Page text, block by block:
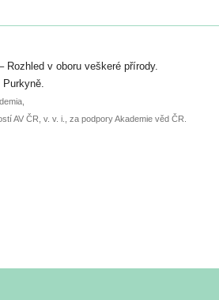
do 6. září.
přednášky nebo
Rozhled v oboru veškeré přírody.
AV ČR, v. v. i., za podpory Akademie věd ČR.